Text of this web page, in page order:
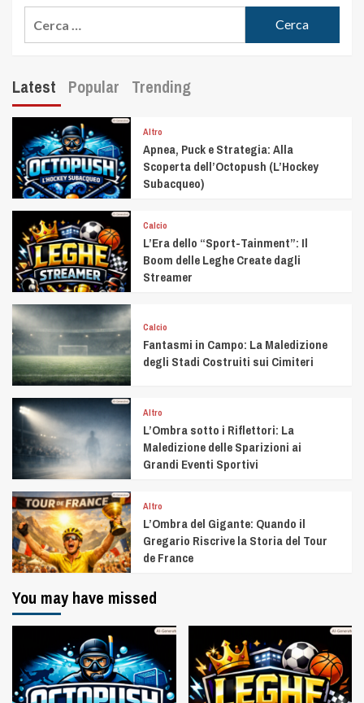
Latest Popular Trending
Altro
Apnea, Puck e Strategia: Alla
Scoperta dell’Octopush (L’Hockey
Subacqueo)
Calcio
L’Era dello “Sport-Tainment”: Il
Boom delle Leghe Create dagli
Streamer
Calcio
Fantasmi in Campo: La Maledizione
degli Stadi Costruiti sui Cimiteri
Altro
L’Ombra sotto i Riflettori: La
Maledizione delle Sparizioni ai
Grandi Eventi Sportivi
Altro
L’Ombra del Gigante: Quando il
Gregario Riscrive la Storia del Tour
de France
You may have missed